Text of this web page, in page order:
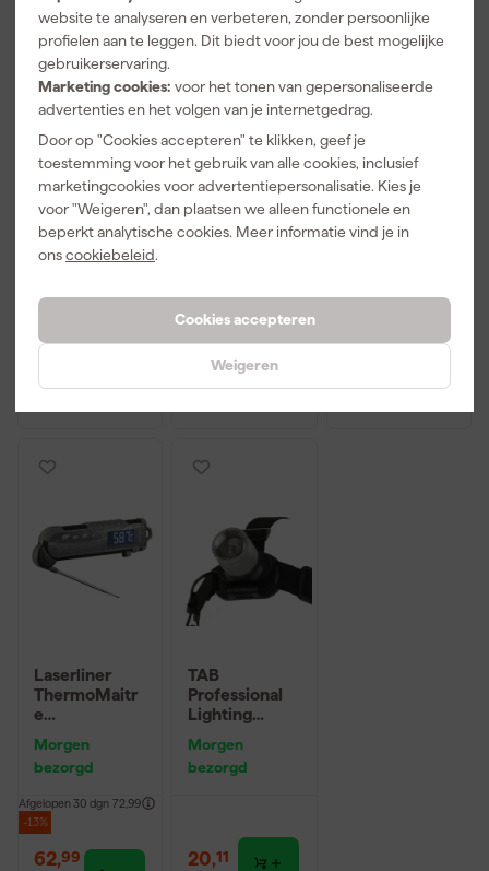
website te analyseren en verbeteren, zonder persoonlijke
profielen aan te leggen. Dit biedt voor jou de best mogelijke
gebruikerservaring.
Marketing cookies: voor het tonen van gepersonaliseerde
advertenties en het volgen van je internetgedrag.
Door op "Cookies accepteren" te klikken, geef je
toestemming voor het gebruik van alle cookies, inclusief
marketingcookies voor advertentiepersonalisatie. Kies je
voor "Weigeren", dan plaatsen we alleen functionele en
beperkt analytische cookies. Meer informatie vind je in
onscookiebeleid.
Cookies accepteren
Weigeren
Laserliner
DampFinder
Home
Materiaal
Morgen
38
Bosch D-tect
200 C
Detector
in L-Boxx -
200mm
94
Bosch GMS
120-27
Multidetector
120mm - IP54
Laserliner
ThermoMaitr
e
voor braden
van vlees / vis
Morgen
bezorgd
Afgelopen 30 dgn 72,99
-13%
62,99
TAB
Professional
Lighting
hoofdlamp -
1W - Focus -
Morgen
bezorgd
20,11